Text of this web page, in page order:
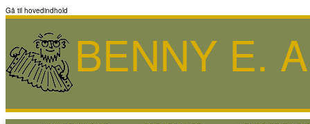
Gå til hovedindhold
BENNY E.